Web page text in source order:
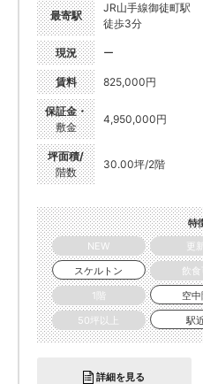
最寄駅
JR山手線御徒町駅
徒歩3分
現況 ー
賃料 825,000円
保証金・
敷金
4,950,000円
坪面積/
階数
30.00坪/2階
特
NEW
更新
スケルトン
飲食
1階
空
50坪以上
駅
詳細を見る